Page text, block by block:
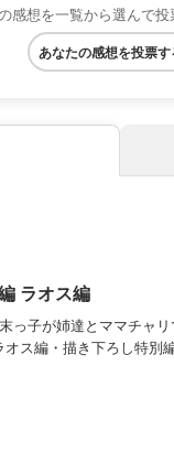
感想を一覧から選んで投
あなたの感想を投票す
ラオス編
子が姉達とママチャリ
ス編・描き下ろし特別